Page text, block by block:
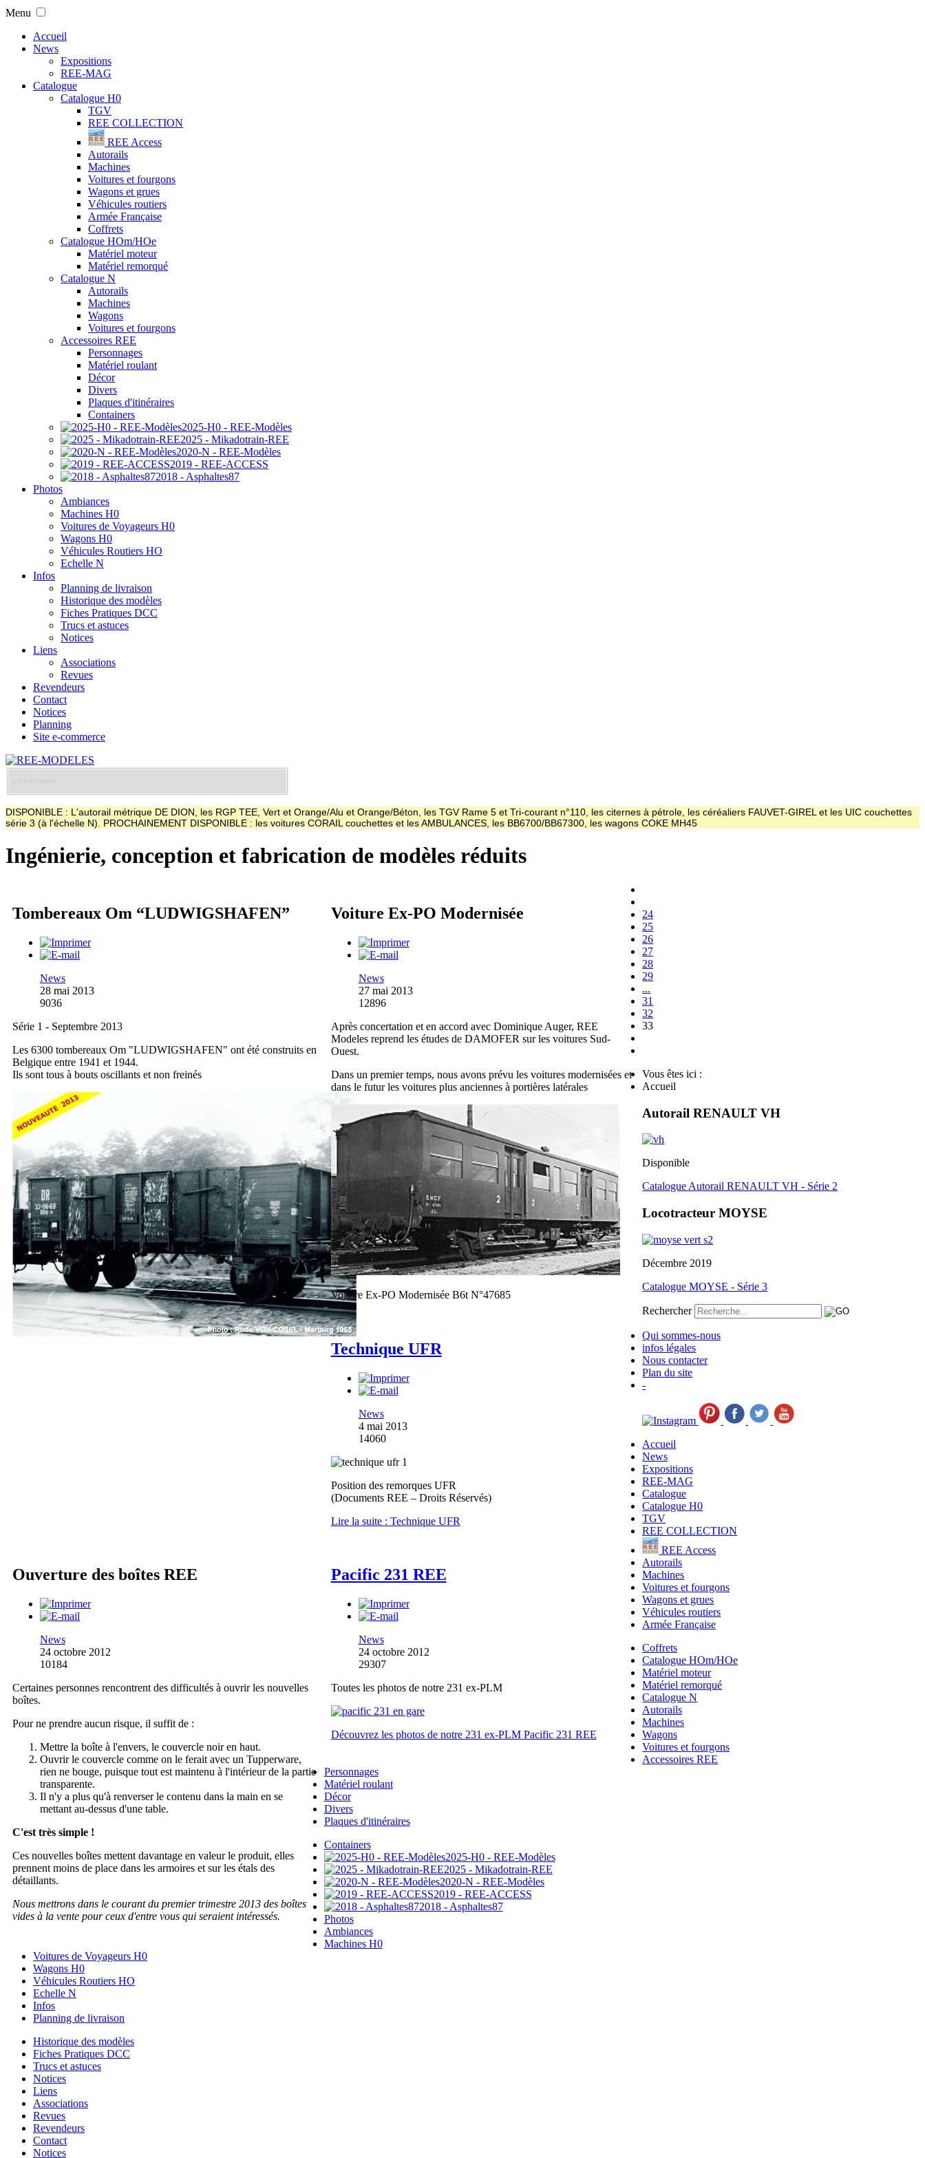
Menu
Accueil
News
Expositions
REE-MAG
Catalogue
Catalogue H0
TGV
REE COLLECTION
REE Access
Autorails
Machines
Voitures et fourgons
Wagons et grues
Véhicules routiers
Armée Française
Coffrets
Catalogue HOm/HOe
Matériel moteur
Matériel remorqué
Catalogue N
Autorails
Machines
Wagons
Voitures et fourgons
Accessoires REE
Personnages
Matériel roulant
Décor
Divers
Plaques d'itinéraires
Containers
2025-H0 - REE-Modèles
2025 - Mikadotrain-REE
2020-N - REE-Modèles
2019 - REE-ACCESS
2018 - Asphaltes87
Photos
Ambiances
Machines H0
Voitures de Voyageurs H0
Wagons H0
Véhicules Routiers HO
Echelle N
Infos
Planning de livraison
Historique des modèles
Fiches Pratiques DCC
Trucs et astuces
Notices
Liens
Associations
Revues
Revendeurs
Contact
Notices
Planning
Site e-commerce
DISPONIBLE : L'autorail métrique DE DION, les RGP TEE, Vert et Orange/Alu et Orange/Béton, les TGV Rame 5 et Tri-courant n°110, les citernes à pétrole, les céréaliers FAUVET-GIREL et les UIC couchettes
série 3 (à l'échelle N). PROCHAINEMENT DISPONIBLE : les voitures CORAIL couchettes et les AMBULANCES, les BB6700/BB67300, les wagons COKE MH45
Ingénierie, conception et fabrication de modèles réduits
Tombereaux Om “LUDWIGSHAFEN”
News
28 mai 2013
9036
Série 1 - Septembre 2013
Les 6300 tombereaux Om "LUDWIGSHAFEN" ont été construits en
Belgique entre 1941 et 1944.
Ils sont tous à bouts oscillants et non freinés
Voiture Ex-PO Modernisée
News
27 mai 2013
12896
Après concertation et en accord avec Dominique Auger, REE
Modeles reprend les études de DAMOFER sur les voitures Sud-
Ouest.
Dans un premier temps, nous avons prévu les voitures modernisées et
dans le futur les voitures plus anciennes à portières latérales
Voiture Ex-PO Modernisée B6t N°47685
Technique UFR
News
4 mai 2013
14060
Position des remorques UFR
(Documents REE – Droits Réservés)
Lire la suite : Technique UFR
Ouverture des boîtes REE
News
24 octobre 2012
10184
Certaines personnes rencontrent des difficultés à ouvrir les nouvelles
boîtes.
Pour ne prendre aucun risque, il suffit de :
Mettre la boîte à l'envers, le couvercle noir en haut.
Ouvrir le couvercle comme on le ferait avec un Tupperware,
rien ne bouge, puisque tout est maintenu à l'intérieur de la partie
transparente.
Il n'y a plus qu'à renverser le contenu dans la main en se
mettant au-dessus d'une table.
C'est très simple !
Ces nouvelles boîtes mettent davantage en valeur le produit, elles
prennent moins de place dans les armoires et sur les étals des
détaillants.
Nous mettrons dans le courant du premier trimestre 2013 des boîtes
vides à la vente pour ceux d'entre vous qui seraient intéressés.
Pacific 231 REE
News
24 octobre 2012
29307
Toutes les photos de notre 231 ex-PLM
Découvrez les photos de notre 231 ex-PLM Pacific 231 REE
24
25
26
27
28
29
...
31
32
33
Vous êtes ici :
Accueil
Autorail RENAULT VH
Disponible
Catalogue Autorail RENAULT VH - Série 2
Locotracteur MOYSE
Décembre 2019
Catalogue MOYSE - Série 3
Rechercher
Qui sommes-nous
infos légales
Nous contacter
Plan du site
-
Accueil
News
Expositions
REE-MAG
Catalogue
Catalogue H0
TGV
REE COLLECTION
REE Access
Autorails
Machines
Voitures et fourgons
Wagons et grues
Véhicules routiers
Armée Française
Coffrets
Catalogue HOm/HOe
Matériel moteur
Matériel remorqué
Catalogue N
Autorails
Machines
Wagons
Voitures et fourgons
Accessoires REE
Personnages
Matériel roulant
Décor
Divers
Plaques d'itinéraires
Containers
2025-H0 - REE-Modèles
2025 - Mikadotrain-REE
2020-N - REE-Modèles
2019 - REE-ACCESS
2018 - Asphaltes87
Photos
Ambiances
Machines H0
Voitures de Voyageurs H0
Wagons H0
Véhicules Routiers HO
Echelle N
Infos
Planning de livraison
Historique des modèles
Fiches Pratiques DCC
Trucs et astuces
Notices
Liens
Associations
Revues
Revendeurs
Contact
Notices